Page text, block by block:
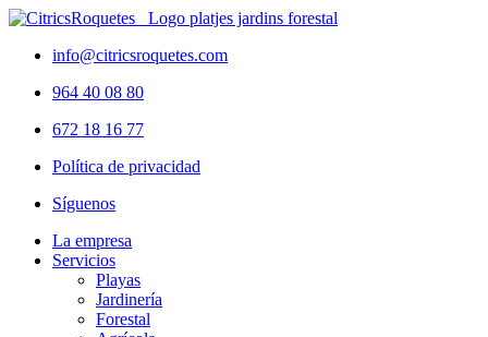
info@citricsroquetes.com
964 40 08 80
672 18 16 77
Política de privacidad
Síguenos
La empresa
Servicios
Playas
Jardinería
Forestal